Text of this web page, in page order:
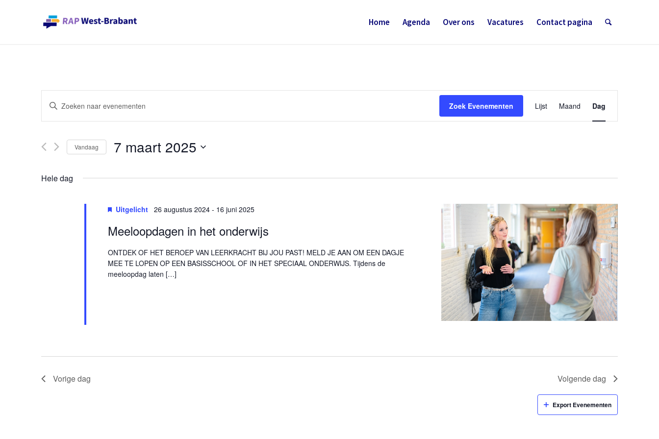
Home Agenda Over ons Vacatures Contact pagina
Evenementen
Zoeken
en
weergeven
navigatie
Vul
in.
voor
Zoek Evenementen
weergaven
Lijst Maand Dag
Vandaag 7 maart 2025
een
Hele dag
Uitgelicht 26 augustus 2024- 16 juni 2025
Meeloopdagen in het onderwijs
ONTDEK OF HET BEROEP VAN LEERKRACHT BIJ JOU PAST! MELD JE AAN OM EEN DAGJE
MEE TE LOPEN OP EEN BASISSCHOOL OF IN HET SPECIAAL ONDERWIJS. Tijdens de
meeloopdag laten […]
Vorige dag Volgende dag
Export Evenementen